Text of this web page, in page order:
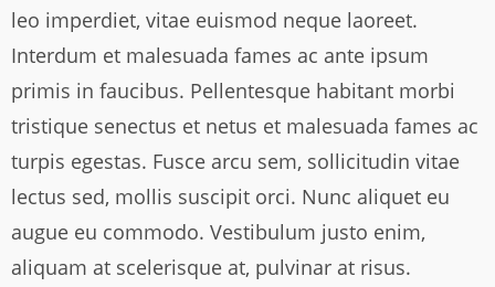
leo imperdiet, vitae euismod neque laoreet.
Interdum et malesuada fames ac ante ipsum
primis in faucibus. Pellentesque habitant morbi
tristique senectus et netus et malesuada fames ac
turpis egestas. Fusce arcu sem, sollicitudin vitae
lectus sed, mollis suscipit orci. Nunc aliquet eu
augue eu commodo. Vestibulum justo enim,
aliquam at scelerisque at, pulvinar at risus.